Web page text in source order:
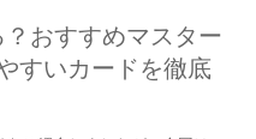
おすすめマスター
すいカードを徹底